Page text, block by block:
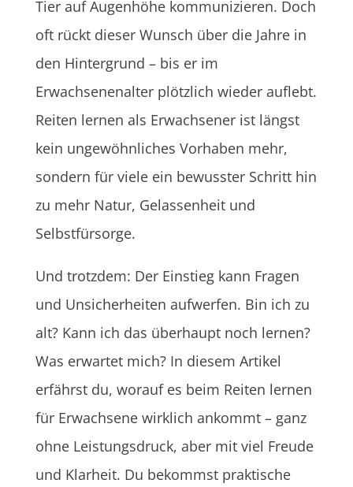
Tier auf Augenhöhe kommunizieren. Doch
oft rückt dieser Wunsch über die Jahre in
den Hintergrund – bis er im
Erwachsenenalter plötzlich wieder auflebt.
Reiten lernen als Erwachsener ist längst
kein ungewöhnliches Vorhaben mehr,
sondern für viele ein bewusster Schritt hin
zu mehr Natur, Gelassenheit und
Selbstfürsorge.
Und trotzdem: Der Einstieg kann Fragen
und Unsicherheiten aufwerfen. Bin ich zu
alt? Kann ich das überhaupt noch lernen?
Was erwartet mich? In diesem Artikel
erfährst du, worauf es beim Reiten lernen
für Erwachsene wirklich ankommt – ganz
ohne Leistungsdruck, aber mit viel Freude
und Klarheit. Du bekommst praktische